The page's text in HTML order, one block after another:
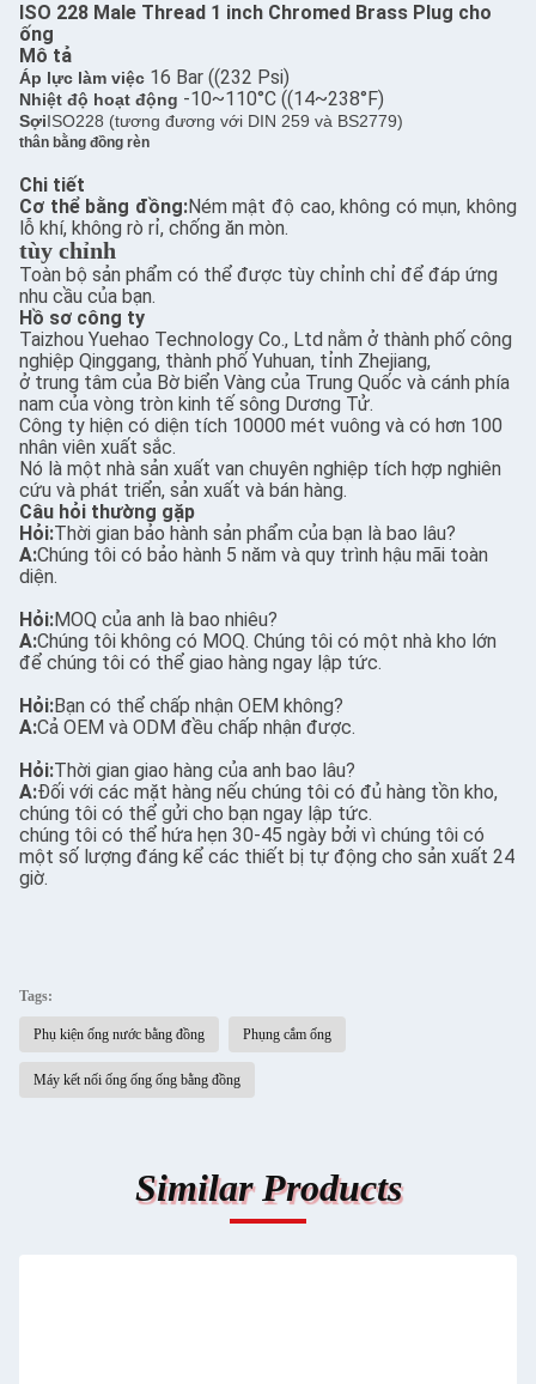
ISO 228 Male Thread 1 inch Chromed Brass Plug cho
ống
Mô tả
Áp lực làm việc 16 Bar ((232 Psi)
Nhiệt độ hoạt động -10~110°C ((14~238°F)
SợiISO228 (tương đương với DIN 259 và BS2779)
thân bằng đồng rèn
Chi tiết
Cơ thể bằng đồng:Ném mật độ cao, không có mụn, không
lỗ khí, không rò rỉ, chống ăn mòn.
tùy chỉnh
Toàn bộ sản phẩm có thể được tùy chỉnh chỉ để đáp ứng
nhu cầu của bạn.
Hồ sơ công ty
Taizhou Yuehao Technology Co., Ltd nằm ở thành phố công
nghiệp Qinggang, thành phố Yuhuan, tỉnh Zhejiang,
ở trung tâm của Bờ biển Vàng của Trung Quốc và cánh phía
nam của vòng tròn kinh tế sông Dương Tử.
Công ty hiện có diện tích 10000 mét vuông và có hơn 100
nhân viên xuất sắc.
Nó là một nhà sản xuất van chuyên nghiệp tích hợp nghiên
cứu và phát triển, sản xuất và bán hàng.
Câu hỏi thường gặp
Hỏi:Thời gian bảo hành sản phẩm của bạn là bao lâu?
A:Chúng tôi có bảo hành 5 năm và quy trình hậu mãi toàn
diện.
Hỏi:MOQ của anh là bao nhiêu?
A:Chúng tôi không có MOQ. Chúng tôi có một nhà kho lớn
để chúng tôi có thể giao hàng ngay lập tức.
Hỏi:Bạn có thể chấp nhận OEM không?
A:Cả OEM và ODM đều chấp nhận được.
Hỏi:Thời gian giao hàng của anh bao lâu?
A:Đối với các mặt hàng nếu chúng tôi có đủ hàng tồn kho,
chúng tôi có thể gửi cho bạn ngay lập tức.
chúng tôi có thể hứa hẹn 30-45 ngày bởi vì chúng tôi có
một số lượng đáng kể các thiết bị tự động cho sản xuất 24
giờ.
Tags:
Phụ kiện ống nước bằng đồng Phụng cắm ống
Máy kết nối ống ống ống bằng đồng
Similar Products